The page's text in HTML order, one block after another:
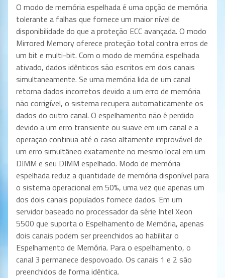
O modo de memória espelhada é uma opção de memória
tolerante a falhas que fornece um maior nível de
disponibilidade do que a proteção ECC avançada. O modo
Mirrored Memory oferece proteção total contra erros de
um bit e multi-bit. Com o modo de memória espelhada
ativado, dados idênticos são escritos em dois canais
simultaneamente. Se uma memória lida de um canal
retorna dados incorretos devido a um erro de memória
não corrigível, o sistema recupera automaticamente os
dados do outro canal. O espelhamento não é perdido
devido a um erro transiente ou suave em um canal e a
operação continua até o caso altamente improvável de
um erro simultâneo exatamente no mesmo local em um
DIMM e seu DIMM espelhado. Modo de memória
espelhada reduz a quantidade de memória disponível para
o sistema operacional em 50%, uma vez que apenas um
dos dois canais populados fornece dados. Em um
servidor baseado no processador da série Intel Xeon
5500 que suporta o Espelhamento de Memória, apenas
dois canais podem ser preenchidos ao habilitar o
Espelhamento de Memória. Para o espelhamento, o
canal 3 permanece despovoado. Os canais 1 e 2 são
preenchidos de forma idêntica.